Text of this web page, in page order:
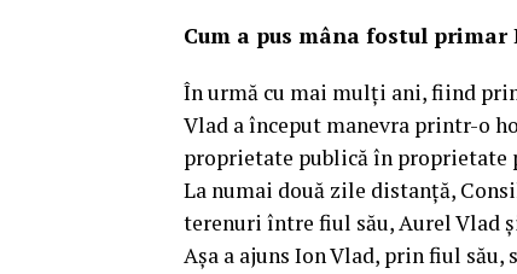
Cum a pus mâna fostul
În urmă cu mai mulți ani, fiind
Vlad a început manevra printr-o
proprietate publică în proprietate
La numai două zile distanță,
terenuri între fiul său, Aurel Vlad
Așa a ajuns Ion Vlad, prin fiul